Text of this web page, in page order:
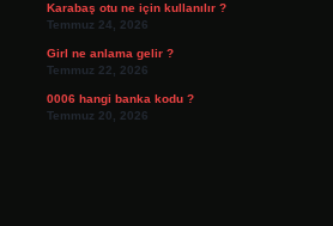
Karabaş otu ne için kullanılır ?
Temmuz 24, 2026
Girl ne anlama gelir ?
Temmuz 22, 2026
0006 hangi banka kodu ?
Temmuz 20, 2026